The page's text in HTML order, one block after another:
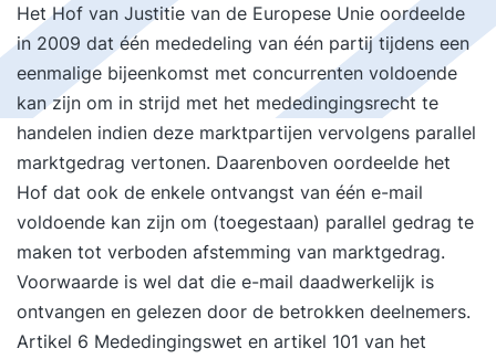
Het Hof van Justitie van de Europese Unie oordeelde
in 2009 dat één mededeling van één partij tijdens een
eenmalige bijeenkomst met concurrenten voldoende
kan zijn om in strijd met het mededingingsrecht te
handelen indien deze marktpartijen vervolgens parallel
marktgedrag vertonen. Daarenboven oordeelde het
Hof dat ook de enkele ontvangst van één e-mail
voldoende kan zijn om (toegestaan) parallel gedrag te
maken tot verboden afstemming van marktgedrag.
Voorwaarde is wel dat die e-mail daadwerkelijk is
ontvangen en gelezen door de betrokken deelnemers.
Artikel 6 Mededingingswet en artikel 101 van het